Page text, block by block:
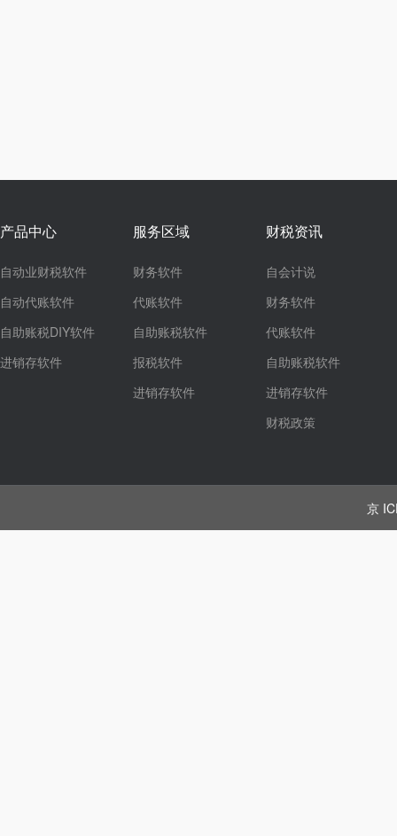
产品中心
自动业财税软件
自动代账软件
自助账税DIY软件
进销存软件
服务区域
财务软件
代账软件
自助账税软件
报税软件
进销存软件
财税资讯
自会计说
财务软件
代账软件
自助账税软件
进销存软件
财税政策
京